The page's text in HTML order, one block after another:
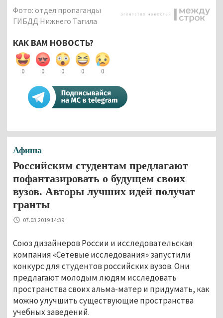
Фото: отдел пропаганды
ГИБДД Нижнего Тагила
КАК ВАМ НОВОСТЬ?
0 0 0 0 0
Афиша
Российским студентам предлагают
пофантазировать о будущем своих
вузов. Авторы лучших идей получат
гранты
07.03.2019 14:39
Союз дизайнеров России и исследовательская
компания «Сетевые исследования» запустили
конкурс для студентов российских вузов. Они
предлагают молодым людям исследовать
пространства своих альма-матер и придумать, как
можно улучшить существующие пространства
учебных заведений.